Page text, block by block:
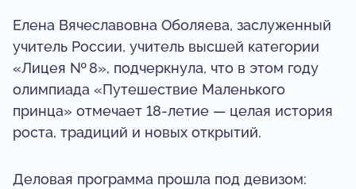
Елена Вячеславовна Оболяева, заслуженный
учитель России, учитель высшей категории
«Лицея № 8», подчеркнула, что в этом году
олимпиада «Путешествие Маленького
принца» отмечает 18‑летие — целая история
роста, традиций и новых открытий.
Деловая программа прошла под девизом: